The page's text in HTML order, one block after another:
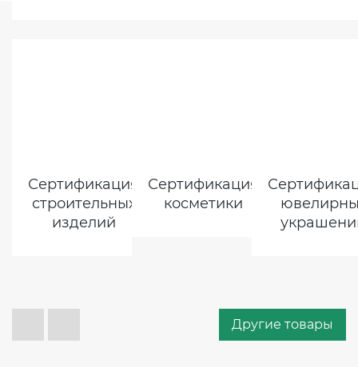
Другие товары
Сертификация
строительных
изделий
Сертификация
косметики